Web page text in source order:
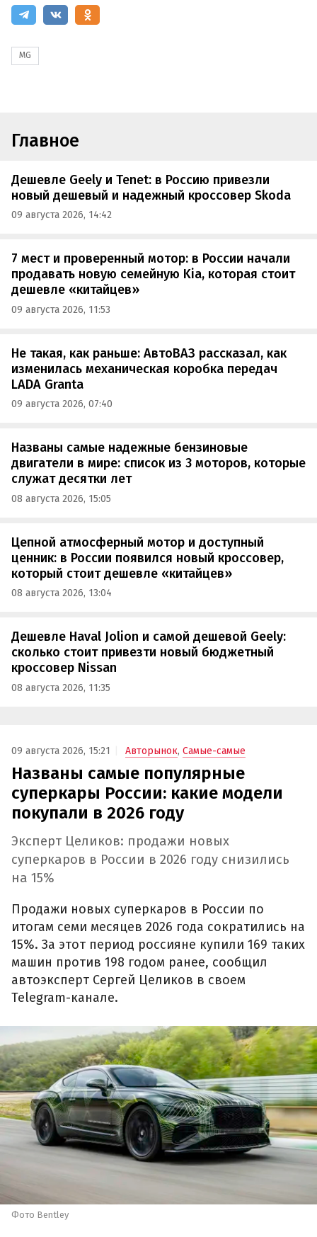
MG
Главное
Дешевле Geely и Tenet: в Россию привезли
новый дешевый и надежный кроссовер Skoda
09 августа 2026, 14:42
7 мест и проверенный мотор: в России начали
продавать новую семейную Kia, которая стоит
дешевле «китайцев»
09 августа 2026, 11:53
Не такая, как раньше: АвтоВАЗ рассказал, как
изменилась механическая коробка передач
LADA Granta
09 августа 2026, 07:40
Названы самые надежные бензиновые
двигатели в мире: список из 3 моторов, которые
служат десятки лет
08 августа 2026, 15:05
Цепной атмосферный мотор и доступный
ценник: в России появился новый кроссовер,
который стоит дешевле «китайцев»
08 августа 2026, 13:04
Дешевле Haval Jolion и самой дешевой Geely:
сколько стоит привезти новый бюджетный
кроссовер Nissan
08 августа 2026, 11:35
09 августа 2026, 15:21 Авторынок, Самые-самые
Названы самые популярные
суперкары России: какие модели
покупали в 2026 году
Эксперт Целиков: продажи новых
суперкаров в России в 2026 году снизились
на 15%
Продажи новых суперкаров в России по
итогам семи месяцев 2026 года сократились на
15%. За этот период россияне купили 169 таких
машин против 198 годом ранее, сообщил
автоэксперт Сергей Целиков в своем
Telegram-канале.
Фото Bentley